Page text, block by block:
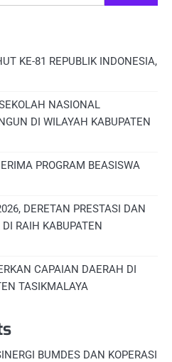
KE-81 REPUBLIK INDONESIA,
NASIONAL
DI WILAYAH KABUPATEN
PROGRAM BEASISWA
DERETAN PRESTASI DAN
RAIH KABUPATEN
CAPAIAN DAERAH DI
TASIKMALAYA
BUMDES DAN KOPERASI